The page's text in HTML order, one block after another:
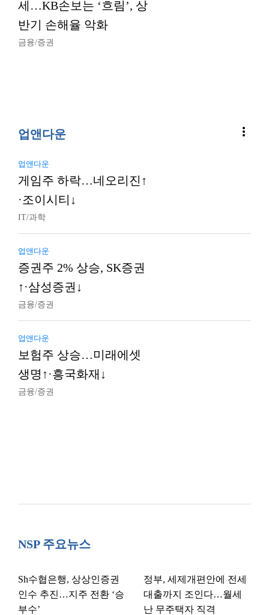
세…KB손보는 ‘흐림’, 상
반기 손해율 악화
금융/증권
업앤다운 more_vert
업앤다운
게임주 하락…네오리진↑
·조이시티↓
IT/과학
업앤다운
증권주 2% 상승, SK증권
↑·삼성증권↓
금융/증권
업앤다운
보험주 상승…미래에셋
생명↑·흥국화재↓
금융/증권
NSP 주요뉴스
Sh수협은행, 상상인증권
인수 추진…지주 전환 ‘승
부수’
정부, 세제개편안에 전세
대출까지 조인다…월세
난 무주택자 직격